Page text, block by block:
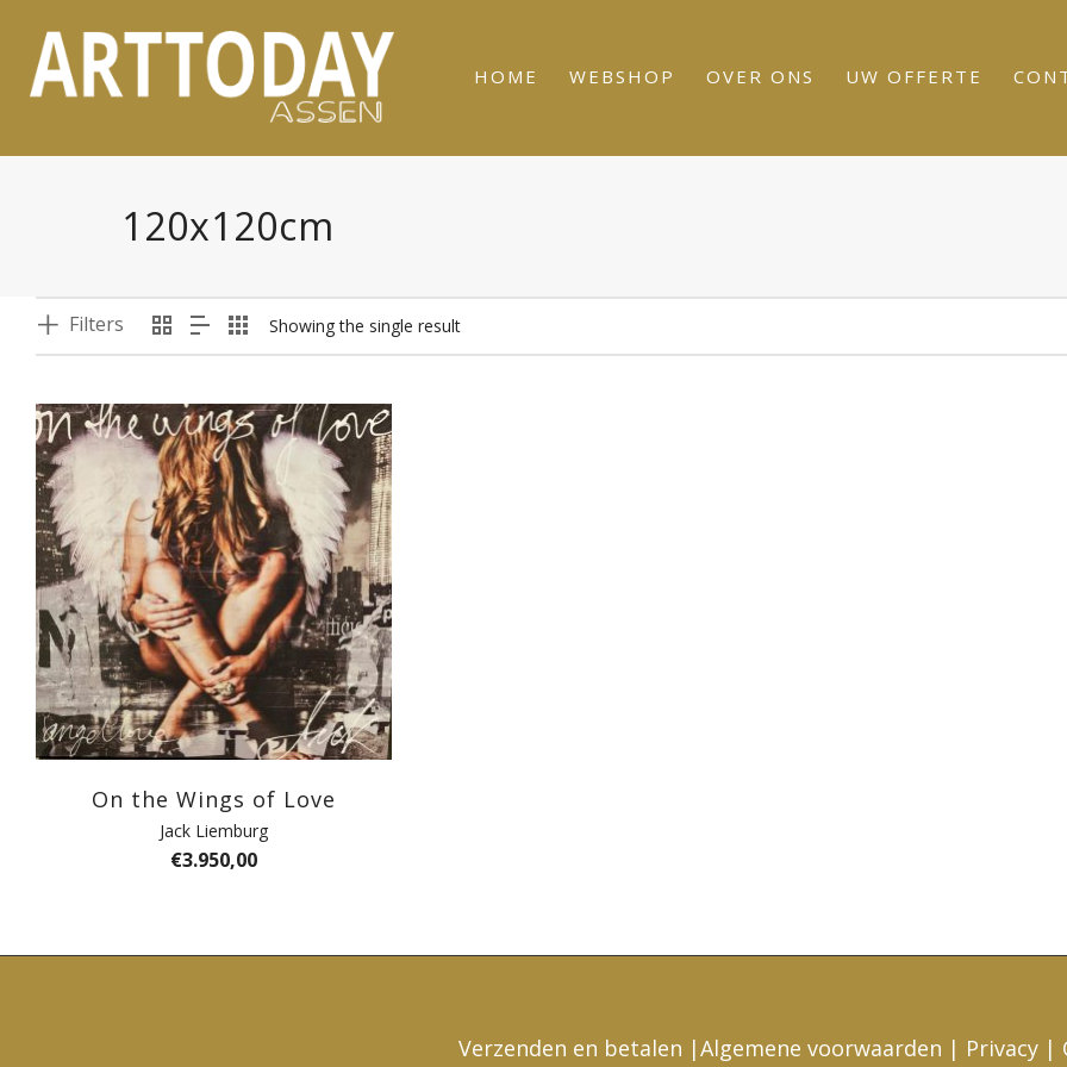
HOME WEBSHOP OVER ONS UW OFFERTE
120x120cm
Filters Showing the single result
On the Wings of Love
Jack Liemburg
€3.950,00
Verzenden en betalen |Algemene voorwaarden | Privacy |